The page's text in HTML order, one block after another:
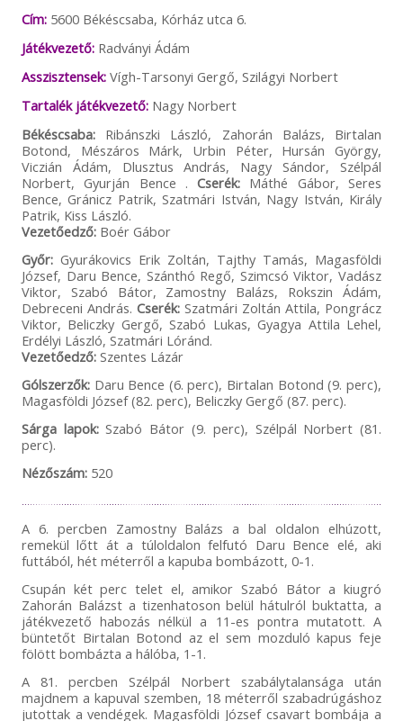
Cím:5600 Békéscsaba, Kórház utca 6.
Játékvezető:Radványi Ádám
Asszisztensek:Vígh-Tarsonyi Gergő, Szilágyi Norbert
Tartalék játékvezető: Nagy Norbert
Békéscsaba:Ribánszki László, Zahorán Balázs, Birtalan
Botond, Mészáros Márk, Urbin Péter, Hursán György,
Viczián Ádám, Dlusztus András, Nagy Sándor, Szélpál
Norbert, Gyurján Bence .Cserék: Máthé Gábor, Seres
Bence, Gránicz Patrik, Szatmári István, Nagy István, Király
Patrik, Kiss László.
Vezetőedző:Boér Gábor
Győr:Gyurákovics Erik Zoltán, Tajthy Tamás, Magasföldi
József, Daru Bence, Szánthó Regő, Szimcsó Viktor, Vadász
Viktor, Szabó Bátor, Zamostny Balázs, Rokszin Ádám,
Debreceni András. Cserék:Szatmári Zoltán Attila, Pongrácz
Viktor, Beliczky Gergő, Szabó Lukas, Gyagya Attila Lehel,
Erdélyi László, Szatmári Lóránd.
Vezetőedző:Szentes Lázár
Gólszerzők:Daru Bence (6. perc), Birtalan Botond (9. perc),
Magasföldi József (82. perc), Beliczky Gergő (87. perc).
Sárga lapok:Szabó Bátor (9. perc), Szélpál Norbert (81.
perc).
Nézőszám:520
A 6. percben Zamostny Balázs a bal oldalon elhúzott,
remekül lőtt át a túloldalon felfutó Daru Bence elé, aki
futtából, hét méterről a kapuba bombázott, 0-1.
Csupán két perc telet el, amikor Szabó Bátor a kiugró
Zahorán Balázst a tizenhatoson belül hátulról buktatta, a
játékvezető habozás nélkül a 11-es pontra mutatott. A
büntetőt Birtalan Botond az el sem mozduló kapus feje
fölött bombázta a hálóba, 1-1.
A 81. percben Szélpál Norbert szabálytalansága után
majdnem a kapuval szemben, 18 méterről szabadrúgáshoz
jutottak a vendégek. Magasföldi József csavart bombája a